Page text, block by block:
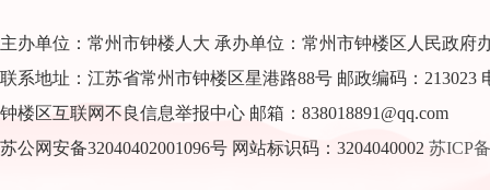
主办单位：常州市钟楼人大 承办单位：常州市钟楼区人民政府
联系地址：江苏省常州市钟楼区星港路88号 邮政编码：213023
钟楼区互联网不良信息举报中心 邮箱：838018891@qq.com
苏公网安备32040402001096号 网站标识码：3204040002 苏ICP